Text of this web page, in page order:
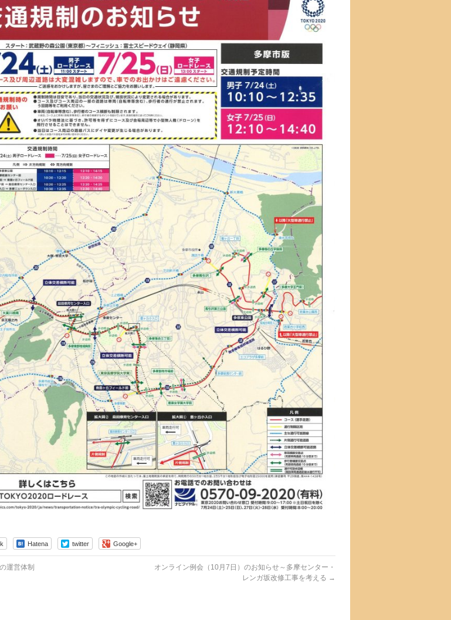
Hatena twitter Google+
運営体制
オンライン例会（10月7日）のお知らせ～多摩センター・
レンガ坂改修工事を考える →